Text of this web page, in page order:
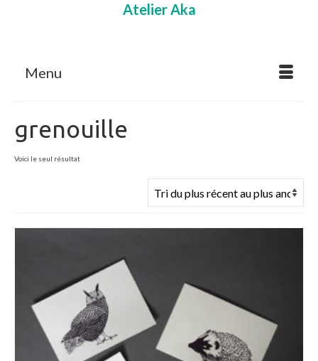
Atelier Aka
Menu
grenouille
Voici le seul résultat